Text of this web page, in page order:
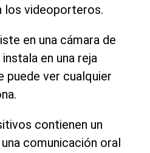
los videoporteros.
en una cámara de
en una reja
puede ver cualquier
contienen un
comunicación oral